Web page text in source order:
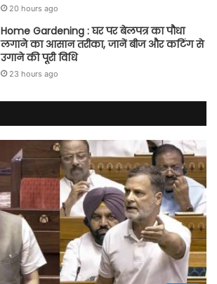
20 hours ago
Home Gardening : घर पर बेलपत्र का पौधा
लगाने का आसान तरीका, जानें बीज और कटिंग से
उगाने की पूरी विधि
23 hours ago